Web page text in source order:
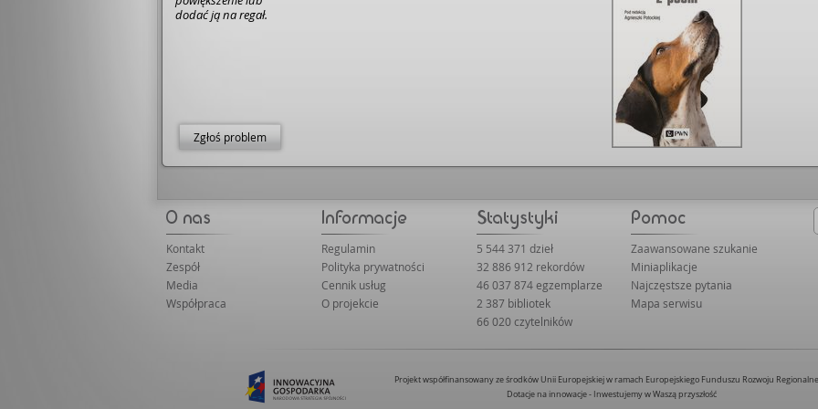
dodać ją na regał.
Zgłoś problem
Kontakt
Zespół
Media
Współpraca
Regulamin
Polityka prywatności
Cennik usług
O projekcie
5 544 371 dzieł
32 886 912 rekordów
46 037 874 egzemplarze
2 387 bibliotek
66 020 czytelników
Zaawansowane szukanie
Miniaplikacje
Najczęstsze pytania
Mapa serwisu
Projekt współfinansowany ze środków Unii Europejskiej w ramach Europejskiego Funduszu Rozwoju
Dotacje na innowacje - Inwestujemy w Waszą przyszłość